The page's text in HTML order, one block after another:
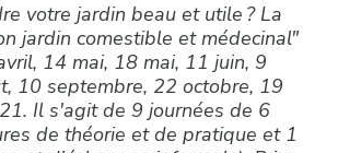
votre jardin beau et utile ? La
jardin comestible et médecinal"
14 mai, 18 mai, 11 juin, 9
10 septembre, 22 octobre, 19
Il s'agit de 9 journées de 6
de théorie et de pratique et 1